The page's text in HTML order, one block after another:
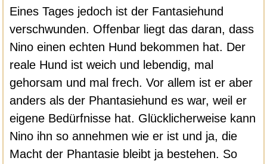
Eines Tages jedoch ist der Fantasiehund
verschwunden. Offenbar liegt das daran, dass
Nino einen echten Hund bekommen hat. Der
reale Hund ist weich und lebendig, mal
gehorsam und mal frech. Vor allem ist er aber
anders als der Phantasiehund es war, weil er
eigene Bedürfnisse hat. Glücklicherweise kann
Nino ihn so annehmen wie er ist und ja, die
Macht der Phantasie bleibt ja bestehen. So